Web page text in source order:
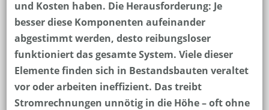
und Kosten haben. Die Herausforderung: Je
besser diese Komponenten aufeinander
abgestimmt werden, desto reibungsloser
funktioniert das gesamte System. Viele dieser
Elemente finden sich in Bestandsbauten veraltet
vor oder arbeiten ineffizient. Das treibt
Stromrechnungen unnötig in die Höhe – oft ohne